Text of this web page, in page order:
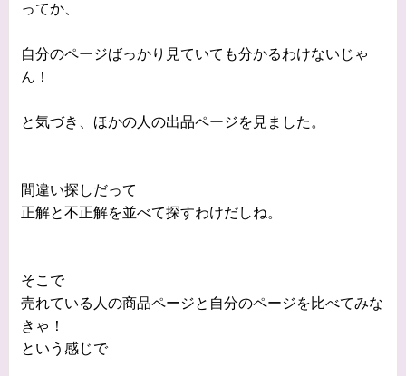
ってか、
自分のページばっかり見ていても分かるわけないじゃ
ん！
と気づき、ほかの人の出品ページを見ました。
間違い探しだって
正解と不正解を並べて探すわけだしね。
そこで
売れている人の商品ページと自分のページを比べてみな
きゃ！
という感じで